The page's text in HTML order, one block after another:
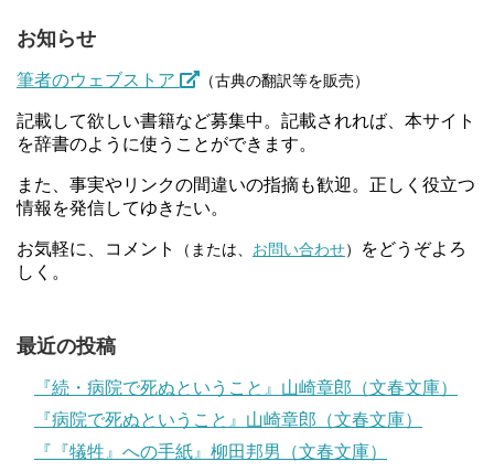
お知らせ
筆者のウェブストア （古典の翻訳等を販売）
記載して欲しい書籍など募集中。記載されれば、本サイト
を辞書のように使うことができます。
また、事実やリンクの間違いの指摘も歓迎。正しく役立つ
情報を発信してゆきたい。
お気軽に、コメント （または、 お問い合わせ）
をどうぞよろ
しく。
最近の投稿
『続・病院で死ぬということ』山崎章郎（文春文庫）
『病院で死ぬということ』山崎章郎（文春文庫）
『『犠牲』への手紙』柳田邦男（文春文庫）